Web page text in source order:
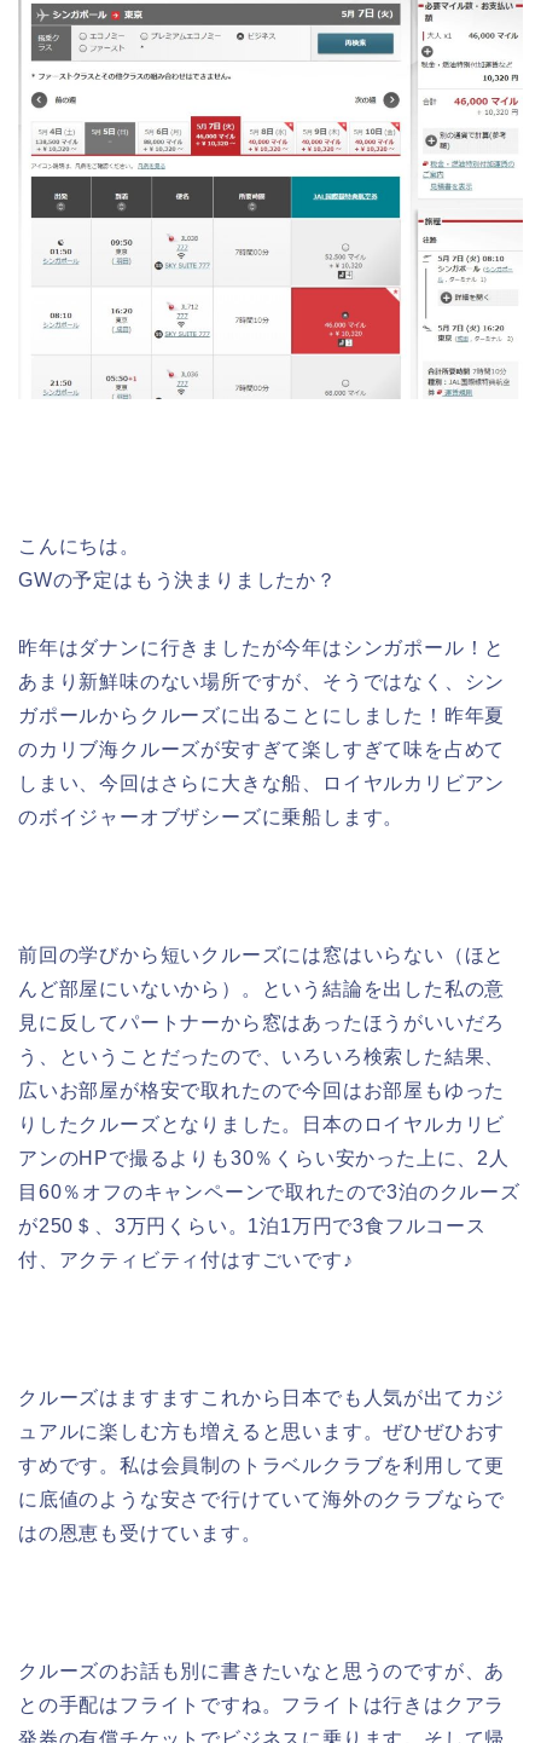
こんにちは。
GWの予定はもう決まりましたか？
昨年はダナンに行きましたが今年はシンガポール！と
あまり新鮮味のない場所ですが、そうではなく、シン
ガポールからクルーズに出ることにしました！昨年夏
のカリブ海クルーズが安すぎて楽しすぎて味を占めて
しまい、今回はさらに大きな船、ロイヤルカリビアン
のボイジャーオブザシーズに乗船します。
前回の学びから短いクルーズには窓はいらない（ほと
んど部屋にいないから）。という結論を出した私の意
見に反してパートナーから窓はあったほうがいいだろ
う、ということだったので、いろいろ検索した結果、
広いお部屋が格安で取れたので今回はお部屋もゆった
りしたクルーズとなりました。日本のロイヤルカリビ
アンのHPで撮るよりも30％くらい安かった上に、2人
目60％オフのキャンペーンで取れたので3泊のクルーズ
が250＄、3万円くらい。1泊1万円で3食フルコース
付、アクティビティ付はすごいです♪
クルーズはますますこれから日本でも人気が出てカジ
ュアルに楽しむ方も増えると思います。ぜひぜひおす
すめです。私は会員制のトラベルクラブを利用して更
に底値のような安さで行けていて海外のクラブならで
はの恩恵も受けています。
クルーズのお話も別に書きたいなと思うのですが、あ
との手配はフライトですね。フライトは行きはクアラ
発券の有償チケットでビジネスに乗ります。そして帰